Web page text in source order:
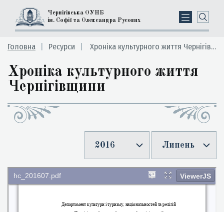
Чернігівська ОУНБ
ім. Софії та Олександра Русових
Головна Ресурси Хроніка культурного життя Чернігівщини
Хроніка культурного життя
Чернігівщини
2016 Липень